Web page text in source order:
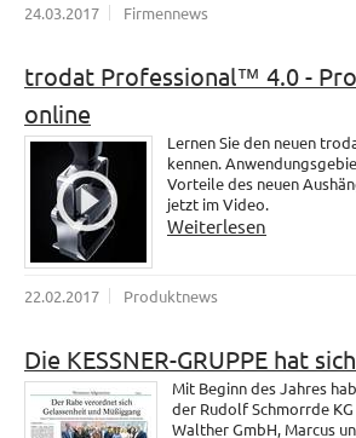
24.03.2017 Firmennews
trodat Professional™ 4.0 -
online
Lernen Sie den neuen
kennen.
Vorteile des neuen
jetzt im Video.
Weiterlesen
22.02.2017 Produktnews
Die KESSNER-GRUPPE hat
Mit Beginn des Jahres
der Rudolf Schmorrde
Walther GmbH, Marcus